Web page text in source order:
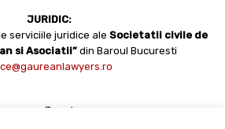
JURIDIC:
serviciile juridice ale Societatii civile de
si Asociatii” din Baroul Bucuresti